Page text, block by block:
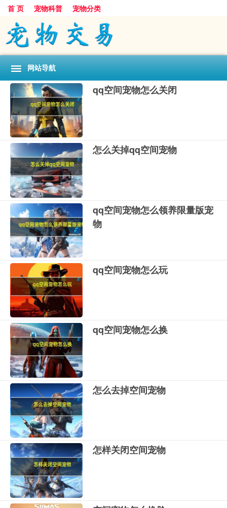
首 页 宠物科普 宠物分类
网站导航
qq空间宠物怎么关闭
怎么关掉qq空间宠物
qq空间宠物怎么领养限量版宠
物
qq空间宠物怎么玩
qq空间宠物怎么换
怎么去掉空间宠物
怎样关闭空间宠物